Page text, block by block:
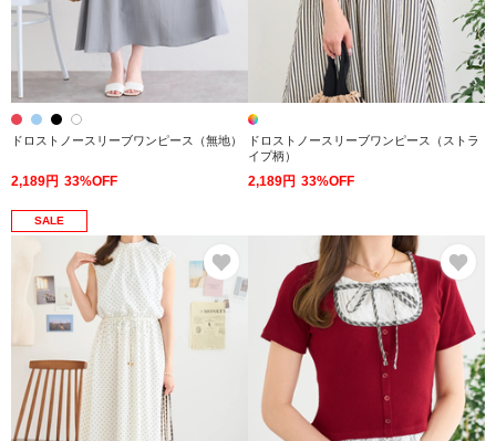
ドロストノースリーブワンピース（無地）
2,189円 33%OFF
ドロストノースリーブワンピース（ストラ
イプ柄）
2,189円 33%OFF
SALE